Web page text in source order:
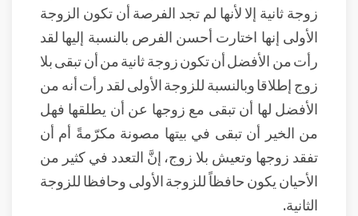
زوجة ثانية إلا لأنها لم تجد الفرصة أن تكون الزوجة
الأولى إنها اختارت أحسن الفرص بالنسبة إليها لقد
رأت من الأفضل أن تكون زوجة ثانية من أن تبقى بلا
زوج إطلاقا وبالنسبة للزوجة الأولى لقد رأت أنه من
الأفضل لها أن تبقى مع زوجها عن أن يطلقها فهل
من الخير أن تبقى في بيتها مصونة مكرّمةً أم أن
تفقد زوجها وتعيش بلا زوج، إنَّ التعدد في كثير من
الأحيان يكون حافظاً للزوجة الأولى وحافظا للزوجة
الثانية.